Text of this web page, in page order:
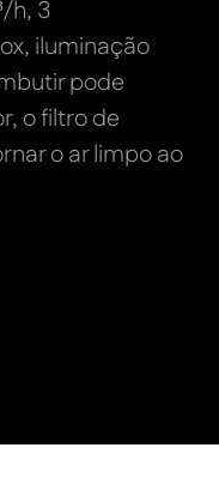
h, 3
iluminação
pode
o filtro de
o ar limpo ao